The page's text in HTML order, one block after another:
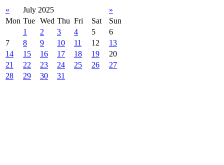
« July 2025
»
Mon Tue Wed Thu Fri Sat
Sun
1
2 3 4 5
6
7
8 9 10 11 12
13
14
15 16 17 18 19
20
21
22 23 24 25 26
27
28
29 30 31